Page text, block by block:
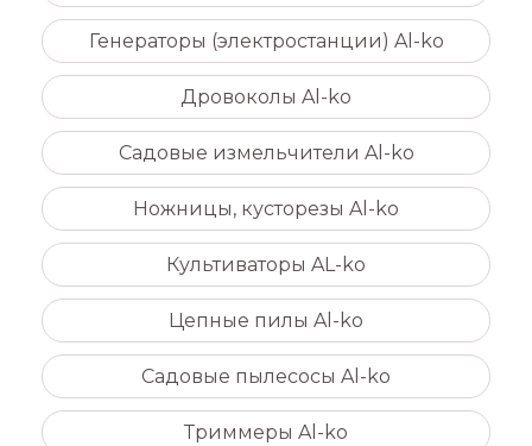
Генераторы (электростанции) Al-ko
Дровоколы Al-ko
Садовые измельчители Al-ko
Ножницы, кусторезы Al-ko
Культиваторы AL-ko
Цепные пилы Al-ko
Садовые пылесосы Al-ko
Триммеры Al-ko